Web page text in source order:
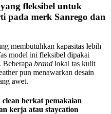
fleksibel untuk
pada merk Sanrego dan
membutuhkan kapasitas lebih
model ini fleksibel dipakai
brand lokal tas kulit
pun menawarkan desain
awet.
clean berkat pemakaian
kerja atau staycation